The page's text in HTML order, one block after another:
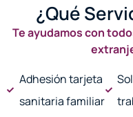
¿Qué
Te ayudamos con
Adhesión tarjeta
sanitaria familiar